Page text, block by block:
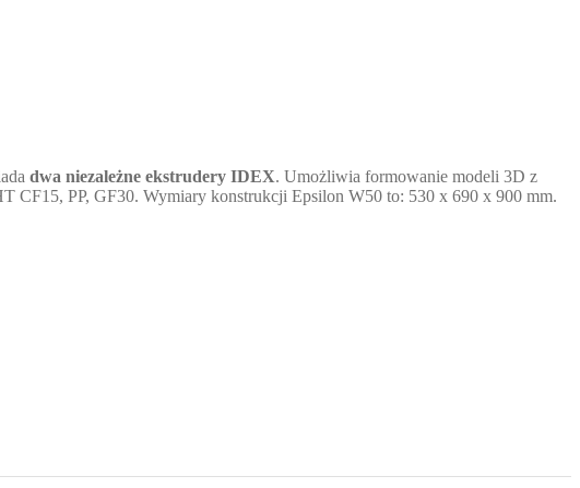
dwa niezależne ekstrudery IDEX. Umożliwia formowanie modeli 3D z
PP, GF30. Wymiary konstrukcji Epsilon W50 to: 530 x 690 x 900 mm.